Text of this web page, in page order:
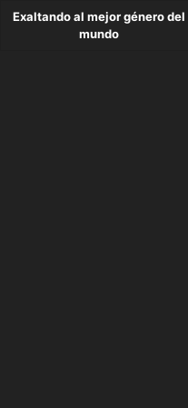
Exaltando al mejor género del
mundo